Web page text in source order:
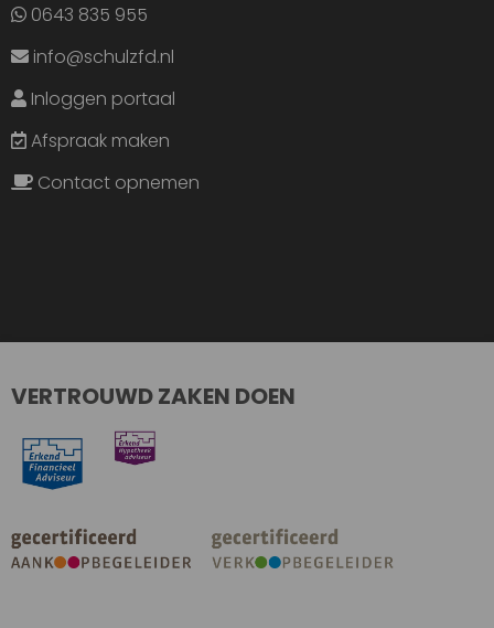
0643 835 955
info@schulzfd.nl
Inloggen portaal
Afspraak maken
Contact opnemen
VERTROUWD ZAKEN DOEN